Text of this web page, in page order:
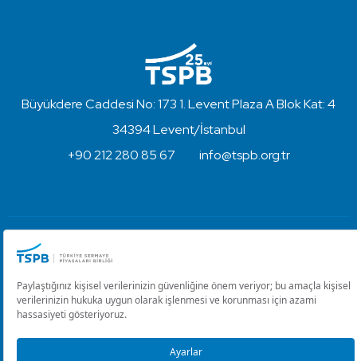
Büyükdere Caddesi No: 173 1. Levent Plaza A Blok Kat: 4
34394 Levent/İstanbul
+90 212 280 85 67
info@tspb.org.tr
Kullanım Koşulları ve Gizlilik
Çerez Ayarlarını Düzenle